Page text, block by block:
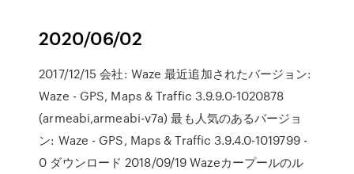
2020/06/02
2017/12/15 会社: Waze 最近追加されたバージョン:
Waze - GPS, Maps & Traffic 3.9.9.0-1020878
(armeabi,armeabi-v7a) 最も人気のあるバージョ
ン: Waze - GPS, Maps & Traffic 3.9.4.0-1019799 -
0 ダウンロード 2018/09/19 Wazeカープールのル